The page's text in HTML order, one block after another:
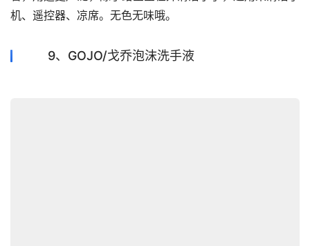
机、遥控器、凉席。无色无味哦。
9、GOJO/戈乔泡沫洗手液